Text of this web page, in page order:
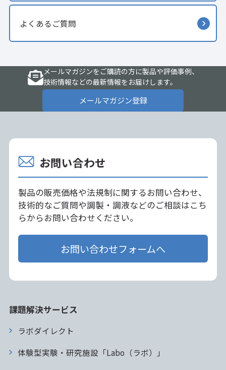
よくあるご質問
メールマガジンをご購読の方に製品や評価事例、
技術情報などの最新情報をお届けします。
メールマガジン登録
お問い合わせ
製品の販売価格や法規制に関するお問い合わせ、
技術的なご質問や調製・調液などのご相談はこち
らからお問い合わせください。
お問い合わせフォームへ
課題解決サービス
ラボダイレクト
体験型実験・研究施設「Labo（ラボ）」